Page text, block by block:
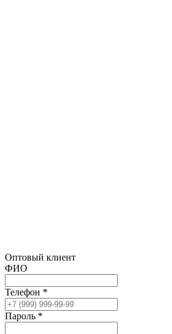
Оптовый клиент
ФИО
Телефон *
Пароль *